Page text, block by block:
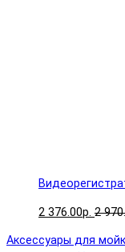
2 376.00р. 2
Аксессуары для